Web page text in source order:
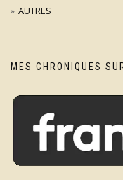
AUTRES
MES CHRONIQUES